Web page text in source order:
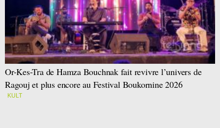
Or-Kes-Tra de Hamza Bouchnak fait revivre l’univers de
Ragouj et plus encore au Festival Boukornine 2026
KULT